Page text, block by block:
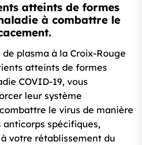
atteints de formes
à combattre le
plasma à la Croix-Rouge
atteints de formes
COVID-19, vous
leur système
le virus de manière
anticorps spécifiques,
votre rétablissement du